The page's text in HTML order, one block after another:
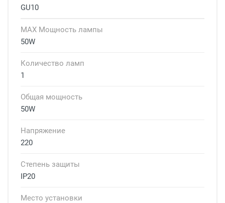
GU10
MAX Мощность лампы
50W
Количество ламп
1
Общая мощность
50W
Напряжение
220
Степень защиты
IP20
Место установки